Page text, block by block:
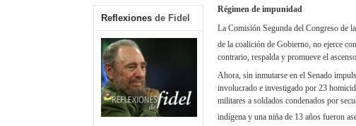
Reflexiones de Fidel
Régimen de impunidad
La Comisión Segunda del Congreso de
de la coalición de Gobierno, no ejerce
contrario, respalda y promueve el
Ahora, sin inmutarse en el Senado
involucrado e investigado por 23
militares a soldados condenados por
indígena y una niña de 13 años fueron